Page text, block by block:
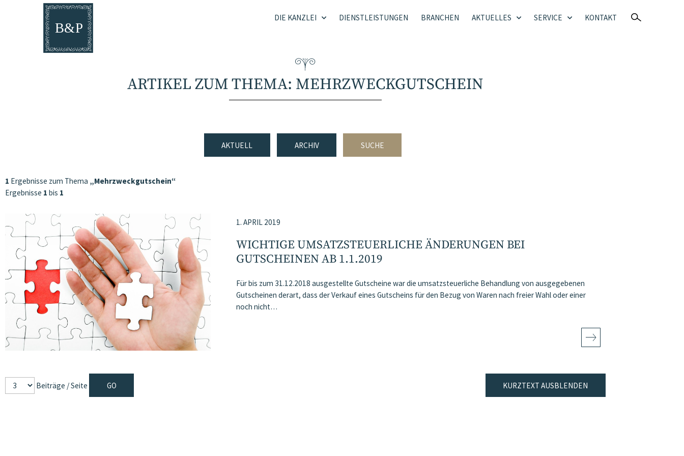
DIE KANZLEI DIENSTLEISTUNGEN BRANCHEN AKTUELLES SERVICE KONTAKT
ARTIKEL ZUM THEMA: MEHRZWECKGUTSCHEIN
AKTUELL ARCHIV SUCHE
1 Ergebnisse zum Thema „Mehrzweckgutschein“
Ergebnisse 1 bis 1
1. APRIL 2019
WICHTIGE UMSATZSTEUERLICHE ÄNDERUNGEN BEI
GUTSCHEINEN AB 1.1.2019
Für bis zum 31.12.2018 ausgestellte Gutscheine war die umsatzsteuerliche Behandlung von ausgegebenen
Gutscheinen derart, dass der Verkauf eines Gutscheins für den Bezug von Waren nach freier Wahl oder einer
noch nicht…
Beiträge / Seite KURZTEXT AUSBLENDEN